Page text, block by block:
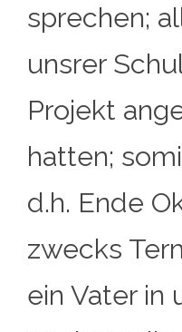
sprechen;
unsrer
Projekt
hatten;
d.h. Ende
zwecks
ein Vater in